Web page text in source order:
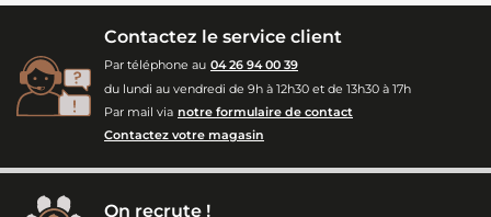
Contactez le service client
Par téléphone au 04 26 94 00 39
du lundi au vendredi de 9h à 12h30 et de 13h30 à 17h
Par mail via notre formulaire de contact
Contactez votre magasin
On recrute !